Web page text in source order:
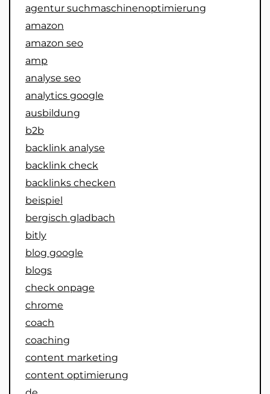
agentur suchmaschinenoptimierung
amazon
amazon seo
amp
analyse seo
analytics google
ausbildung
b2b
backlink analyse
backlink check
backlinks checken
beispiel
bergisch gladbach
bitly
blog google
blogs
check onpage
chrome
coach
coaching
content marketing
content optimierung